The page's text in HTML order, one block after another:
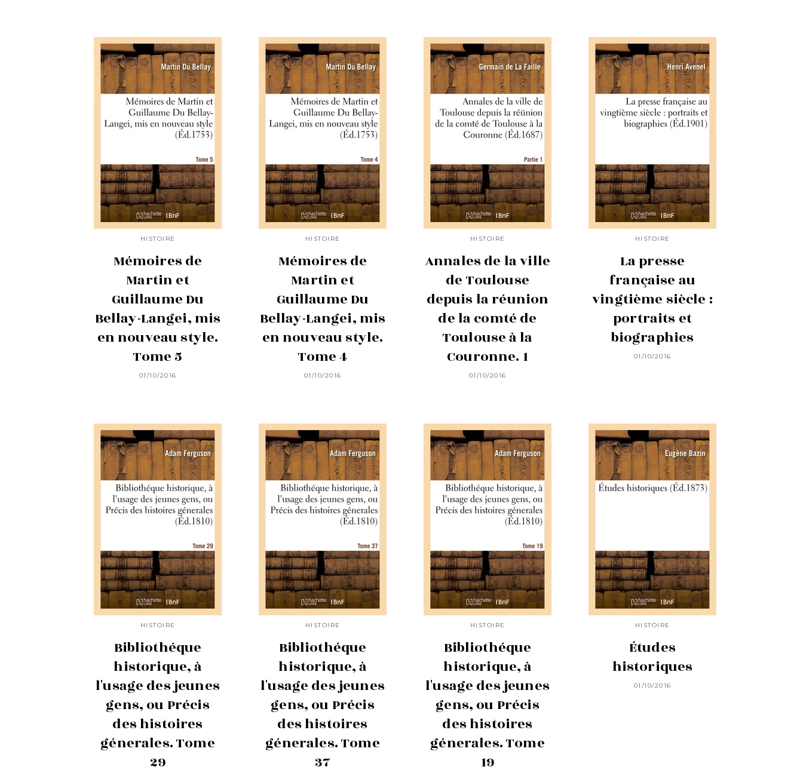
HISTOIRE
Mémoires de
Martin et
Guillaume Du
Bellay-Langei, mis
en nouveau style.
Tome 5
01/10/2016
HISTOIRE
Mémoires de
Martin et
Guillaume Du
Bellay-Langei, mis
en nouveau style.
Tome 4
01/10/2016
HISTOIRE
Annales de la ville
de Toulouse
depuis la réunion
de la comté de
Toulouse à la
Couronne. 1
01/10/2016
HISTOIRE
La presse
française au
vingtième siècle :
portraits et
biographies
01/10/2016
HISTOIRE
Bibliothéque
historique, à
l'usage des jeunes
gens, ou Précis
des histoires
génerales. Tome
29
HISTOIRE
Bibliothéque
historique, à
l'usage des jeunes
gens, ou Précis
des histoires
génerales. Tome
37
HISTOIRE
Bibliothéque
historique, à
l'usage des jeunes
gens, ou Précis
des histoires
génerales. Tome
19
HISTOIRE
Études
historiques
01/10/2016